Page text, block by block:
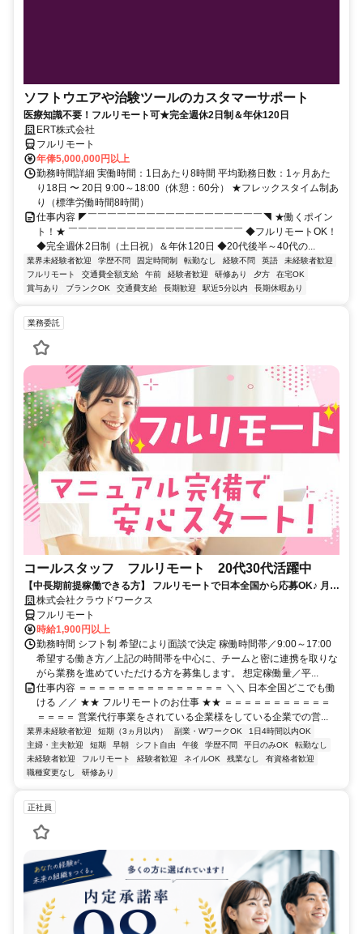
ソフトウエアや治験ツールのカスタマーサポート
医療知識不要！フルリモート可★完全週休2日制＆年休120日
ERT株式会社
フルリモート
年俸5,000,000円以上
勤務時間詳細 実働時間：1日あたり8時間 平均勤務日数：1ヶ月あた
り18日 〜 20日 9:00～18:00（休憩：60分） ★フレックスタイム制あ
り（標準労働時間8時間）
仕事内容 ◤￣￣￣￣￣￣￣￣￣￣￣￣￣￣￣￣￣￣◥ ★働くポイン
ト！★ ￣￣￣￣￣￣￣￣￣￣￣￣￣￣￣￣￣￣ ◆フルリモートOK！
◆完全週休2日制（土日祝）＆年休120日 ◆20代後半～40代の...
業界未経験者歓迎 学歴不問 固定時間制 転勤なし 経験不問 英語
未経験者歓迎
フルリモート
交通費全額支給 午前 経験者歓迎 研修あり 夕方
在宅OK
賞与あり
ブランクOK 交通費支給 長期歓迎 駅近5分以内 長期休暇あり
業務委託
コールスタッフ フルリモート 20代30代活躍中
【中長期前提稼働できる方】 フルリモートで日本全国から応募OK♪ 月稼
働80時間で安定収入！
株式会社クラウドワークス
フルリモート
時給1,900円以上
勤務時間 シフト制 希望により面談で決定 稼働時間帯／9:00～17:00
希望する働き方／上記の時間帯を中心に、チームと密に連携を取りな
がら業務を進めていただける方を募集します。 想定稼働量／平...
仕事内容 ＝＝＝＝＝＝＝＝＝＝＝＝＝＝＝ ＼＼ 日本全国どこでも働
ける ／／ ★★ フルリモートのお仕事 ★★ ＝＝＝＝＝＝＝＝＝＝＝
＝＝＝＝ 営業代行事業をされている企業様をしている企業での営...
業界未経験者歓迎 短期（3ヵ月以内） 副業・WワークOK
1日4時間以内OK
主婦・主夫歓迎
短期 早朝 シフト自由 午後 学歴不問 平日のみOK
転勤なし
未経験者歓迎
フルリモート 経験者歓迎 ネイルOK 残業なし
有資格者歓迎
職種変更なし
研修あり
正社員